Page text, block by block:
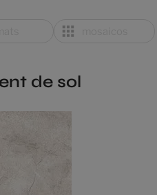
de sol